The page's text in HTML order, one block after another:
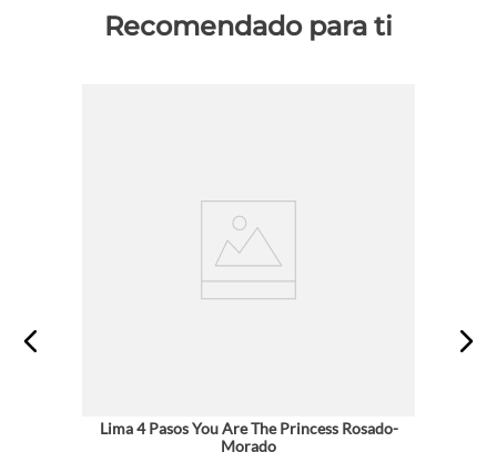
Recomendado para ti
Lima 4 Pasos You Are The Princess Rosado-
Morado